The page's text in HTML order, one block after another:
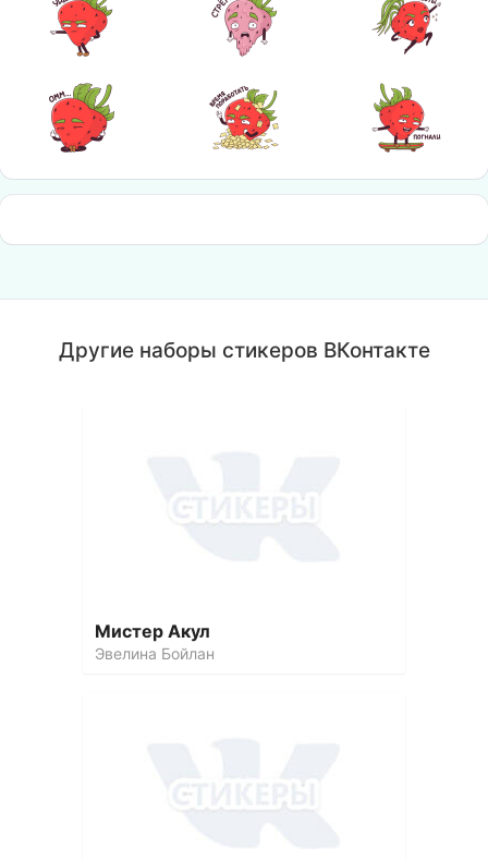
Другие наборы стикеров ВКонтакте
Мистер Акул
Эвелина Бойлан